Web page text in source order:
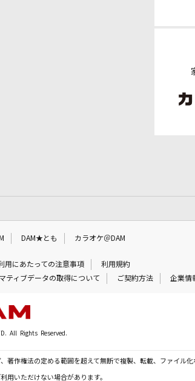
DAM★とも カラオケ＠DAM
用にあたっての注意事項
利用規約
ティブデータの取得について ご契約方法 企業情
All Rights Reserved.
作権法の定める範囲を超えて無断で複製、転載、ファイル化
用いただけない場合があります。